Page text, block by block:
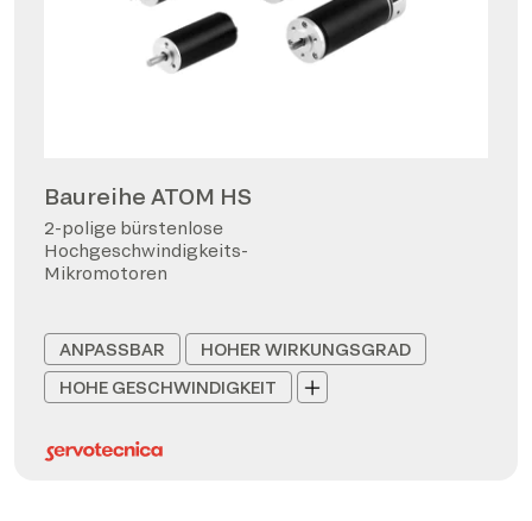
Baureihe ATOM HS
2-polige bürstenlose
Hochgeschwindigkeits-
Mikromotoren
ANPASSBAR
HOHER WIRKUNGSGRAD
HOHE GESCHWINDIGKEIT